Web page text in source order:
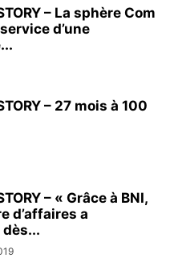
– La sphère Com
d’une
– 27 mois à 100
– « Grâce à BNI,
d’affaires a